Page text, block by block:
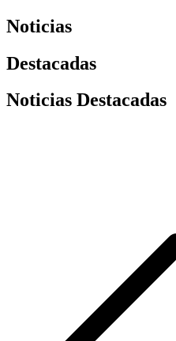
Noticias
Destacadas
Noticias Destacadas